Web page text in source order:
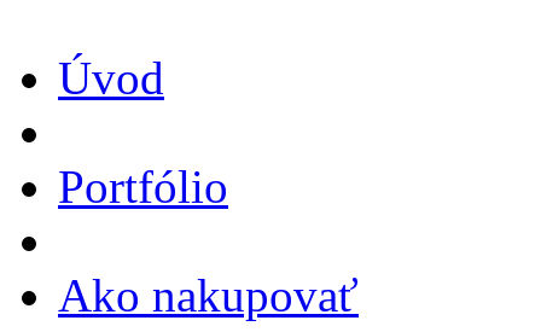
Úvod
Portfólio
Ako nakupovať